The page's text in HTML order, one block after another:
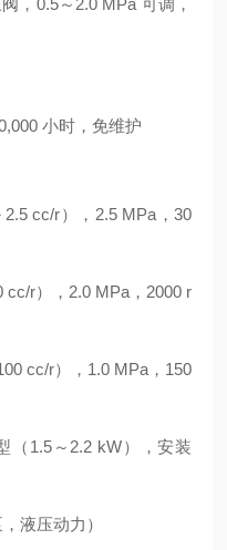
，0.5～2.0 MPa 可调，
小时，免维护
cc/r），2.5 MPa，30
cc/r），2.0 MPa，2000 r
cc/r），1.0 MPa，150
（1.5～2.2 kW），安装
液压动力）